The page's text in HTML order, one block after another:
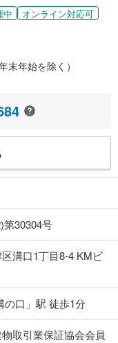
中 オンライン対応可
年始を除く）
第30304号
溝口1丁目8-4 KMビ
の口」駅 徒歩1分
物取引業保証協会会員